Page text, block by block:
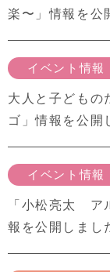
楽〜」情報を公
イベント情報
大人と子どもの
ゴ」情報を公開
イベント情報
「小松亮太 ア
報を公開しまし